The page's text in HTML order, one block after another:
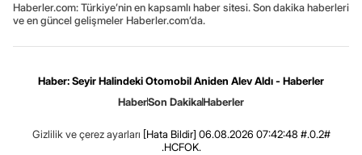
Haberler.com: Türkiye’nin en kapsamlı haber sitesi. Son dakika haberleri
ve en güncel gelişmeler Haberler.com’da.
Haber: Seyir Halindeki Otomobil Aniden Alev Aldı - Haberler
HaberSon DakikaHaberler
Gizlilik ve çerez ayarları [Hata Bildir] 06.08.2026 07:42:48 #.0.2#
.HCFOK.